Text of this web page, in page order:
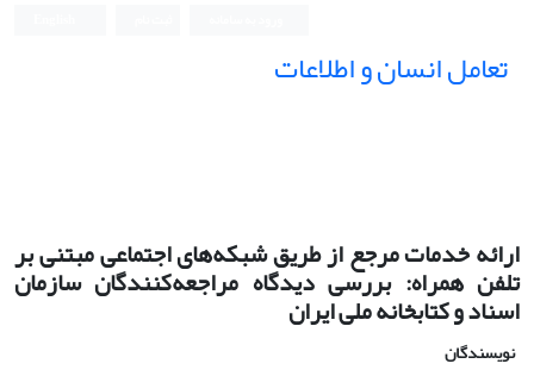
تعامل انسان و اطلاعات
ارائه خدمات مرجع از طریق شبکه‌های اجتماعی مبتنی بر
تلفن همراه: بررسی دیدگاه مراجعه‌کنندگان سازمان
اسناد و کتابخانه ملی ایران
نویسندگان